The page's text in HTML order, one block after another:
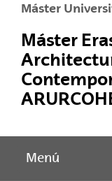
Máster
Máster
Menú